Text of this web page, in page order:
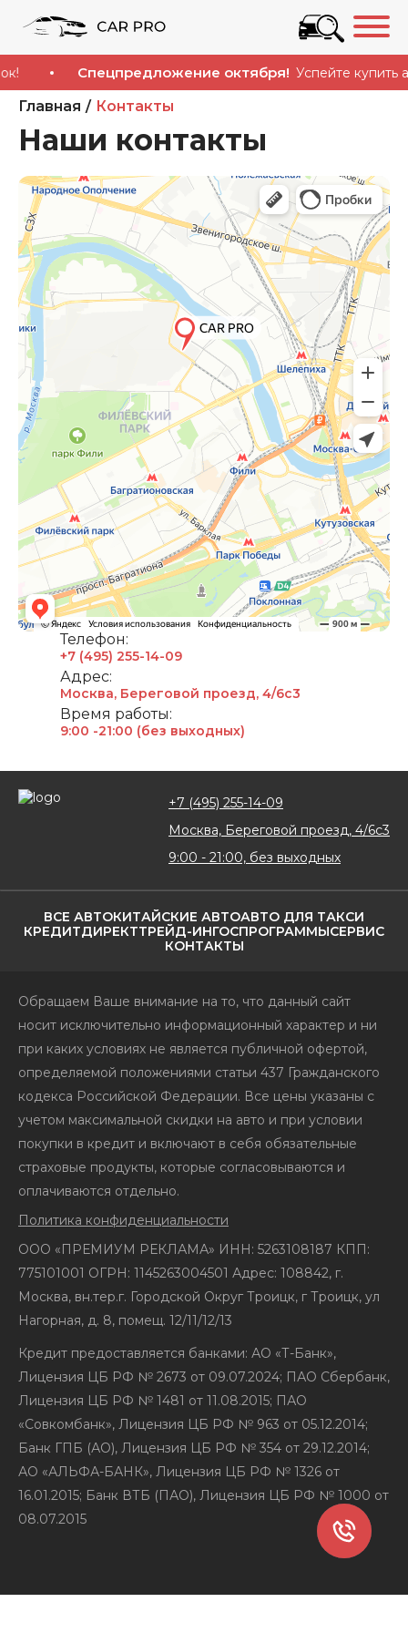
Спецпредложение октября!Успейте купить
Главная Контакты
Наши контакты
Телефон:
+7 (495) 255-14-09
Адрес:
Москва, Береговой проезд, 4/6с3
Время работы:
9:00 -21:00 (без выходных)
ВСЕ АВТОКИТАЙСКИЕ АВТОАВТО ДЛЯ ТАКСИ
КРЕДИТДИРЕКТТРЕЙД-ИНГОСПРОГРАММЫСЕРВИС
КОНТАКТЫ
+7 (495) 255-14-09
Москва, Береговой проезд, 4/6с3
9:00 - 21:00, без выходных
Обращаем Ваше внимание на то, что данный сайт
носит исключительно информационный характер и ни
при каких условиях не является публичной офертой,
определяемой положениями статьи 437 Гражданского
кодекса Российской Федерации. Все цены указаны с
учетом максимальной скидки на авто и при условии
покупки в кредит и включают в себя обязательные
страховые продукты, которые согласовываются и
оплачиваются отдельно.
Политика конфиденциальности
ООО «ПРЕМИУМ РЕКЛАМА» ИНН: 5263108187 КПП:
775101001 ОГРН: 1145263004501 Адрес: 108842, г.
Москва, вн.тер.г. Городской Округ Троицк, г Троицк, ул
Нагорная, д. 8, помещ. 12/11/12/13
Кредит предоставляется банками: АО «Т-Банк»,
Лицензия ЦБ РФ № 2673 от 09.07.2024; ПАО Сбербанк,
Лицензия ЦБ РФ № 1481 от 11.08.2015; ПАО
«Совкомбанк», Лицензия ЦБ РФ № 963 от 05.12.2014;
Банк ГПБ (АО), Лицензия ЦБ РФ № 354 от 29.12.2014;
АО «АЛЬФА-БАНК», Лицензия ЦБ РФ № 1326 от
16.01.2015; Банк ВТБ (ПАО), Лицензия ЦБ РФ № 1000 от
08.07.2015